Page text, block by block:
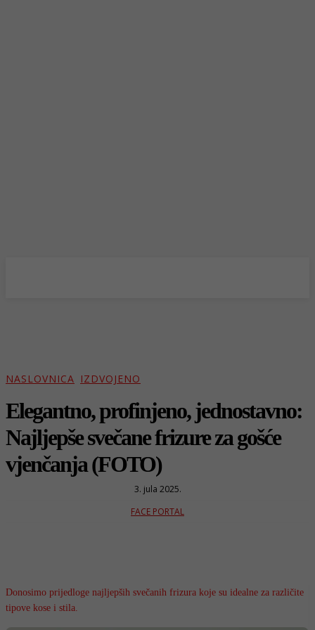
NASLOVNICA IZDVOJENO
Elegantno, profinjeno, jednostavno:
Najljepše svečane frizure za gošće
vjenčanja (FOTO)
3. jula 2025.
FACE PORTAL
Donosimo prijedloge najljepših svečanih frizura koje su idealne za različite
tipove kose i stila.